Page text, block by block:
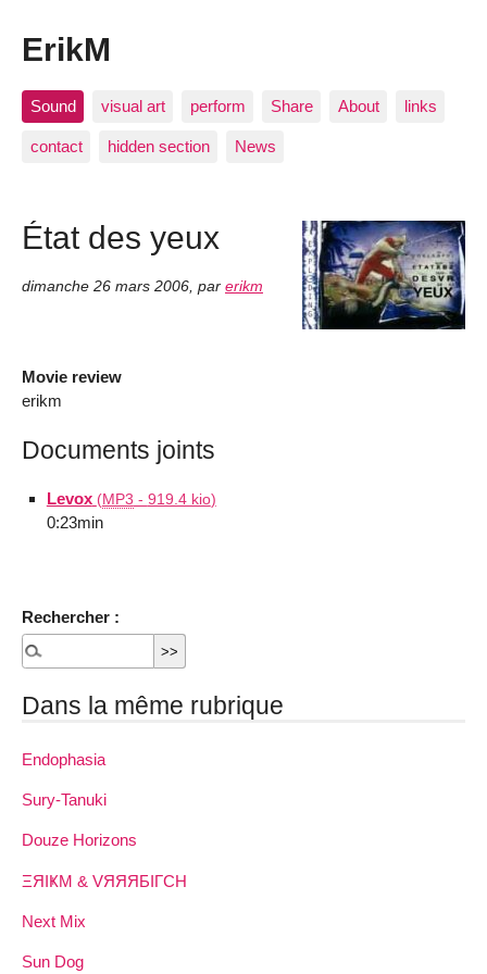
ErikM
Sound visual art perform Share About links
contact hidden section News
État des yeux
dimanche 26 mars 2006 par erikm
Movie review
erikm
Documents joints
Levox (MP3 - 919.4 kio)
0:23min
Rechercher :
Dans la même rubrique
Endophasia
Sury-Tanuki
Douze Horizons
ΞЯIҜM & VЯЯЯБIΓCH
Next Mix
Sun Dog